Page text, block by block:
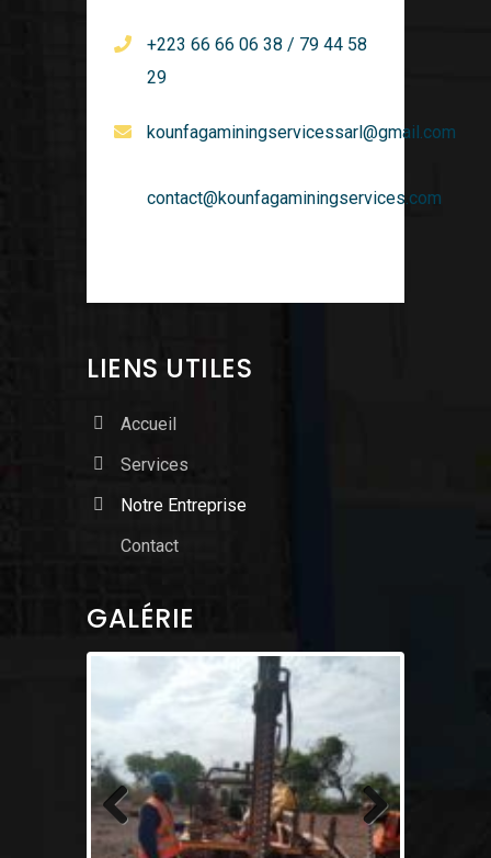
+223 66 66 06 38 / 79 44 58
29
kounfagaminingservicessarl@gmail.com
contact@kounfagaminingservices.com
LIENS UTILES
Accueil
Services
Notre Entreprise
Contact
GALÉRIE
Previous Next